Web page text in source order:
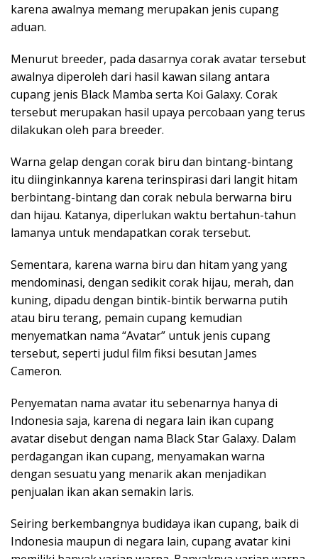
karena awalnya memang merupakan jenis cupang
aduan.
Menurut breeder, pada dasarnya corak avatar tersebut
awalnya diperoleh dari hasil kawan silang antara
cupang jenis Black Mamba serta Koi Galaxy. Corak
tersebut merupakan hasil upaya percobaan yang terus
dilakukan oleh para breeder.
Warna gelap dengan corak biru dan bintang-bintang
itu diinginkannya karena terinspirasi dari langit hitam
berbintang-bintang dan corak nebula berwarna biru
dan hijau. Katanya, diperlukan waktu bertahun-tahun
lamanya untuk mendapatkan corak tersebut.
Sementara, karena warna biru dan hitam yang yang
mendominasi, dengan sedikit corak hijau, merah, dan
kuning, dipadu dengan bintik-bintik berwarna putih
atau biru terang, pemain cupang kemudian
menyematkan nama “Avatar” untuk jenis cupang
tersebut, seperti judul film fiksi besutan James
Cameron.
Penyematan nama avatar itu sebenarnya hanya di
Indonesia saja, karena di negara lain ikan cupang
avatar disebut dengan nama Black Star Galaxy. Dalam
perdagangan ikan cupang, menyamakan warna
dengan sesuatu yang menarik akan menjadikan
penjualan ikan akan semakin laris.
Seiring berkembangnya budidaya ikan cupang, baik di
Indonesia maupun di negara lain, cupang avatar kini